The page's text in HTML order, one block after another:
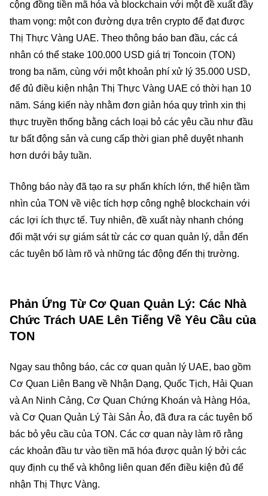
cộng đồng tiền mã hóa và blockchain với một đề xuất đầy
tham vọng: một con đường dựa trên crypto để đạt được
Thị Thực Vàng UAE. Theo thông báo ban đầu, các cá
nhân có thể stake 100.000 USD giá trị Toncoin (TON)
trong ba năm, cùng với một khoản phí xử lý 35.000 USD,
để đủ điều kiện nhận Thị Thực Vàng UAE có thời hạn 10
năm. Sáng kiến này nhằm đơn giản hóa quy trình xin thị
thực truyền thống bằng cách loại bỏ các yêu cầu như đầu
tư bất động sản và cung cấp thời gian phê duyệt nhanh
hơn dưới bảy tuần.
Thông báo này đã tạo ra sự phấn khích lớn, thể hiện tầm
nhìn của TON về việc tích hợp công nghệ blockchain với
các lợi ích thực tế. Tuy nhiên, đề xuất này nhanh chóng
đối mặt với sự giám sát từ các cơ quan quản lý, dẫn đến
các tuyên bố làm rõ và những tác động đến thị trường.
Phản Ứng Từ Cơ Quan Quản Lý: Các Nhà
Chức Trách UAE Lên Tiếng Về Yêu Cầu của
TON
Ngay sau thông báo, các cơ quan quản lý UAE, bao gồm
Cơ Quan Liên Bang về Nhận Dạng, Quốc Tịch, Hải Quan
và An Ninh Cảng, Cơ Quan Chứng Khoán và Hàng Hóa,
và Cơ Quan Quản Lý Tài Sản Ảo, đã đưa ra các tuyên bố
bác bỏ yêu cầu của TON. Các cơ quan này làm rõ rằng
các khoản đầu tư vào tiền mã hóa được quản lý bởi các
quy định cụ thể và không liên quan đến điều kiện đủ để
nhận Thị Thực Vàng.